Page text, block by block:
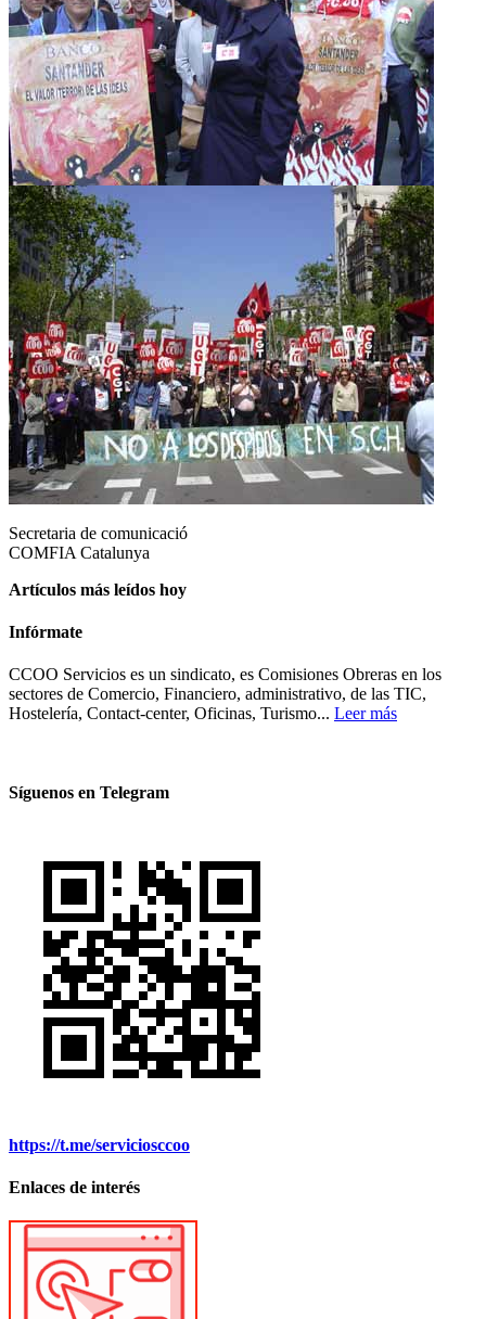
Secretaria de comunicació
COMFIA Catalunya
Artículos más leídos hoy
Infórmate
CCOO Servicios es un sindicato, es Comisiones Obreras en los
sectores de Comercio, Financiero, administrativo, de las TIC,
Hostelería, Contact-center, Oficinas, Turismo... Leer más
Síguenos en Telegram
https://t.me/serviciosccoo
Enlaces de interés